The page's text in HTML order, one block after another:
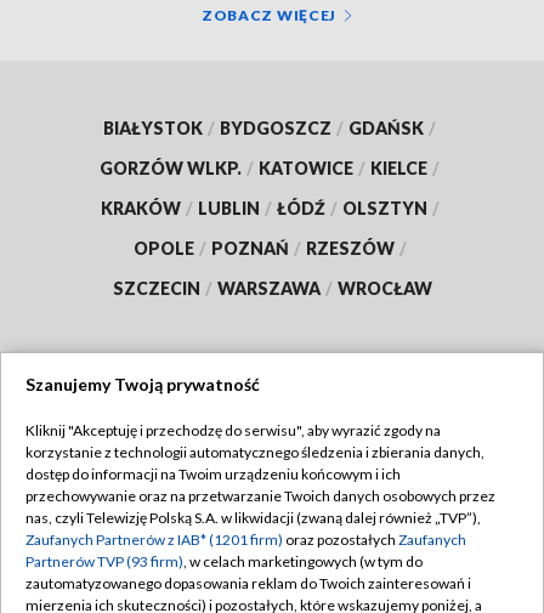
ZOBACZ WIĘCEJ
BIAŁYSTOK / BYDGOSZCZ / GDAŃSK /
GORZÓW WLKP. / KATOWICE / KIELCE /
KRAKÓW / LUBLIN / ŁÓDŹ / OLSZTYN /
OPOLE / POZNAŃ / RZESZÓW /
SZCZECIN / WARSZAWA / WROCŁAW
TVP
Abonament TVP
Emisja w TVP
Centrum informacji TVP
Regulamin TVP
Polityka prywatności
Moje zgody
Szanujemy Twoją prywatność
Kliknij "Akceptuję i przechodzę do serwisu", aby wyrazić zgody na
korzystanie z technologii automatycznego śledzenia i zbierania danych,
dostęp do informacji na Twoim urządzeniu końcowym i ich
przechowywanie oraz na przetwarzanie Twoich danych osobowych przez
nas, czyli Telewizję Polską S.A. w likwidacji (zwaną dalej również „TVP”),
Zaufanych Partnerów z IAB* (1201 firm) oraz pozostałych Zaufanych
Partnerów TVP (93 firm), w celach marketingowych (w tym do
zautomatyzowanego dopasowania reklam do Twoich zainteresowań i
mierzenia ich skuteczności) i pozostałych, które wskazujemy poniżej, a